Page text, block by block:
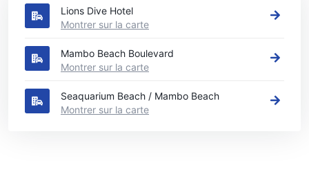
Lions Dive Hotel
Montrer sur la carte
Mambo Beach Boulevard
Montrer sur la carte
Seaquarium Beach / Mambo Beach
Montrer sur la carte